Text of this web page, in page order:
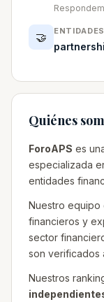
🤝
Quiénes
ForoAPS es
especializada
entidades
Nuestro equipo
financieros y
sector
son verificados
Nuestros